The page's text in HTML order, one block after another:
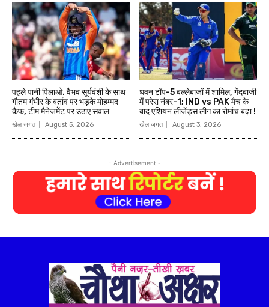
पहले पानी पिलाओ. वैभव सूर्यवंशी के साथ
गौतम गंभीर के बर्ताव पर भड़के मोहम्मद
कैफ, टीम मैनेजमेंट पर उठाए सवाल
खेल जगत August 5, 2026
धवन टॉप-5 बल्लेबाजों में शामिल, गेंदबाजी
में परेरा नंबर-1; IND vs PAK मैच के
बाद एशियन लीजेंड्स लीग का रोमांच बढ़ा !
खेल जगत August 3, 2026
- Advertisement -